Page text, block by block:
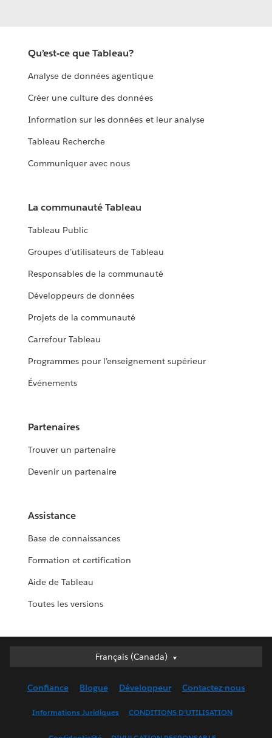
Qu’est-ce que Tableau?
Analyse de données agentique
Créer une culture des données
Information sur les données et leur analyse
Tableau Recherche
Communiquer avec nous
La communauté Tableau
Tableau Public
Groupes d’utilisateurs de Tableau
Responsables de la communauté
Développeurs de données
Projets de la communauté
Carrefour Tableau
Programmes pour l’enseignement supérieur
Événements
Partenaires
Trouver un partenaire
Devenir un partenaire
Assistance
Base de connaissances
Formation et certification
Aide de Tableau
Toutes les versions
Français (Canada)
Français (Canada)
English (UK)
Confiance Blogue Développeur Contactez-nous
Informations Juridiques CONDITIONS D’UTILISATION